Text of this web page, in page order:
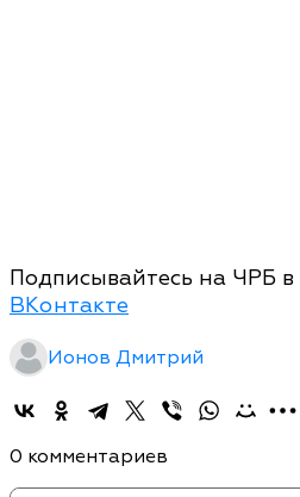
Подписывайтесь на ЧРБ в
ВКонтакте
Ионов Дмитрий
0 комментариев